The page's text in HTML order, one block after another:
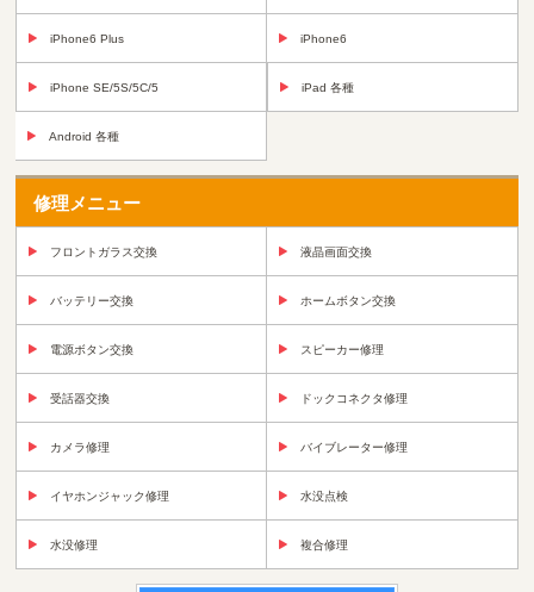
iPhone6 Plus iPhone6
iPhone SE/5S/5C/5 iPad 各種
Android 各種
修理メニュー
フロントガラス交換 液晶画面交換
バッテリー交換 ホームボタン交換
電源ボタン交換 スピーカー修理
受話器交換 ドックコネクタ修理
カメラ修理 バイブレーター修理
イヤホンジャック修理 水没点検
水没修理 複合修理